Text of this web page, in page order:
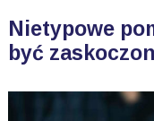
Nietypowe
być